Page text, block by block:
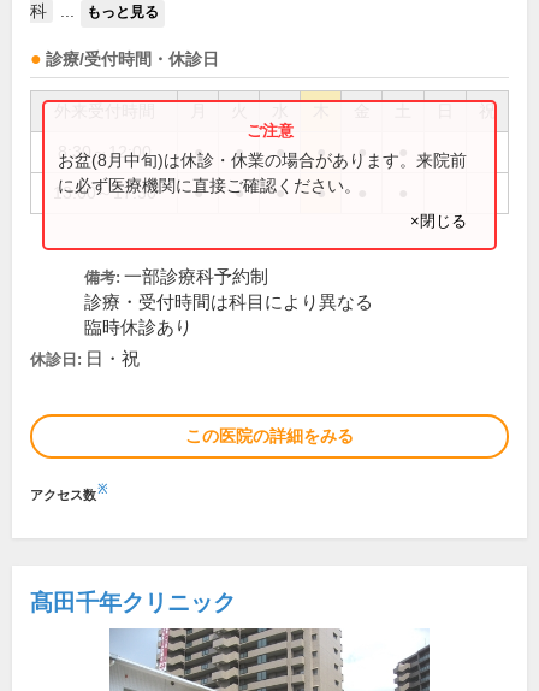
科
もっと見る
診療/受付時間・休診日
祝
8:30～12:00 ● ● ● ● ●
13:00～17:30 ● ● ● ●
お盆(8月中旬)は休診・休業の場合があります。来院前
に必ず医療機関に直接ご確認ください。
×閉じる
備考: 一部診療科予約制
診療・受付時間は科目により異なる
臨時休診あり
休診日: 日・祝
この医院の詳細をみる
アクセス数※
髙田千年クリニック